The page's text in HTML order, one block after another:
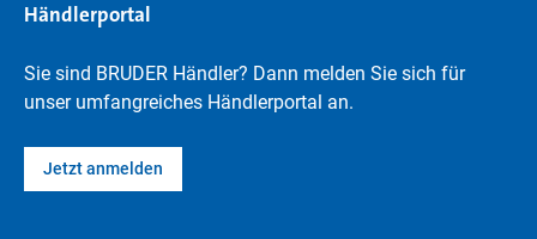
Händlerportal
Sie sind BRUDER Händler? Dann melden Sie sich für
unser umfangreiches Händlerportal an.
Jetzt anmelden